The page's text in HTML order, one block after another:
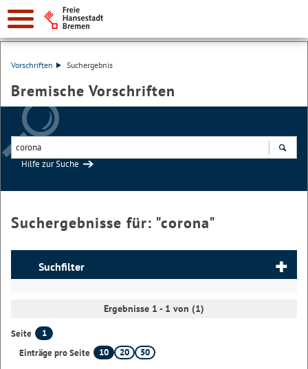
Vorschriften Suchergebnis
Bremische Vorschriften
Hilfe zur Suche
Suchergebnisse für: "corona"
Suchfilter
Ergebnisse 1 - 1 von (1)
Seite
1
Einträge pro Seite
10 20 50